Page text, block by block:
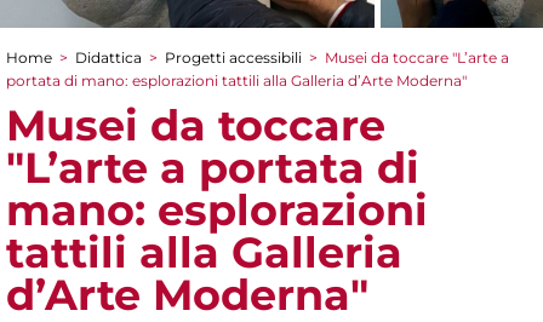
Tu sei qui
Home > Didattica > Progetti accessibili > Musei da toccare "L’arte a
portata di mano: esplorazioni tattili alla Galleria d’Arte Moderna"
Musei da toccare
"L’arte a portata di
mano: esplorazioni
tattili alla Galleria
d’Arte Moderna"